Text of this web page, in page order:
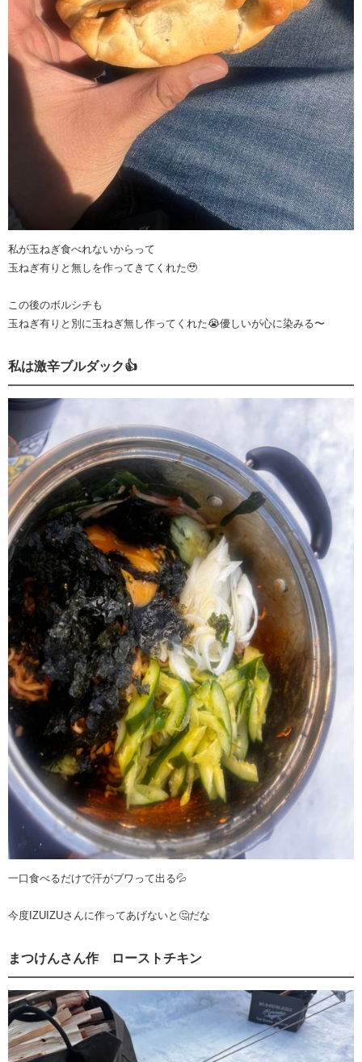
私が玉ねぎ食べれないからって
玉ねぎ有りと無しを作ってきてくれた🥹
この後のボルシチも
玉ねぎ有りと別に玉ねぎ無し作ってくれた😭優しいが心に染みる〜
私は激辛ブルダック👍
一口食べるだけで汗がブワって出る💦
今度IZUIZUさんに作ってあげないと🤔だな
まつけんさん作 ローストチキン